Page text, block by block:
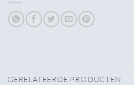
GERELATEERDE PRODUCTEN